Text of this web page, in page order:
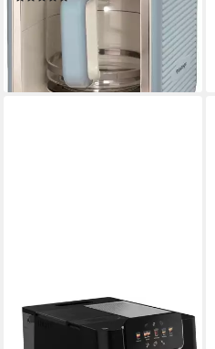
ab 65,90 € UVP109,95 €
lieferbar - am nächsten Werktag
GRUNDIG
Kaffeevollautomat KVA 6230